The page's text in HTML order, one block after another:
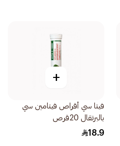
+
فيتا سي أقراص فيتامين سي
بالبرتقال 20قرص
18.9